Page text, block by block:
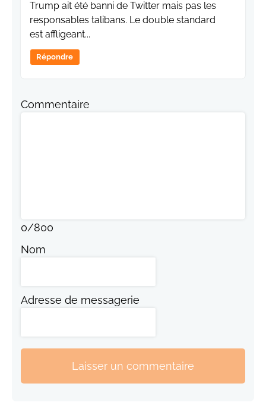
Trump ait été banni de Twitter mais pas les
responsables talibans. Le double standard
est affligeant...
Répondre
Commentaire
0/800
Nom
Adresse de messagerie
Laisser un commentaire